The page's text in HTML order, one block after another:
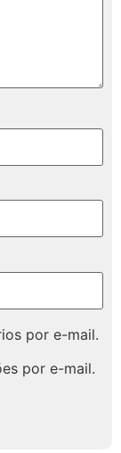
por e-mail.
por e-mail.